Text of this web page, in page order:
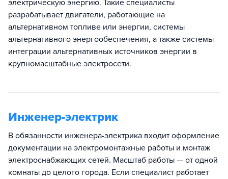
электрическую энергию. Такие специалисты
разрабатывает двигатели, работающие на
альтернативном топливе или энергии, системы
альтернативного энергообеспечения, а также системы
интеграции альтернативных источников энергии в
крупномасштабные электросети.
Инженер-электрик
В обязанности инженера-электрика входит оформление
документации на электромонтажные работы и монтаж
электроснабжающих сетей. Масштаб работы — от одной
комнаты до целого города. Если специалист работает